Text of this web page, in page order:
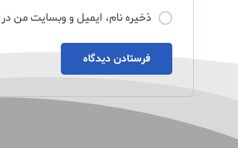
ذخیره نام، ایمیل و وبسایت من
فرستادن دیدگاه